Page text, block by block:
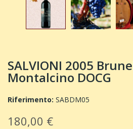
SALVIONI 2005
Montalcino DOCG
Riferimento: SABDM05
180,00 €